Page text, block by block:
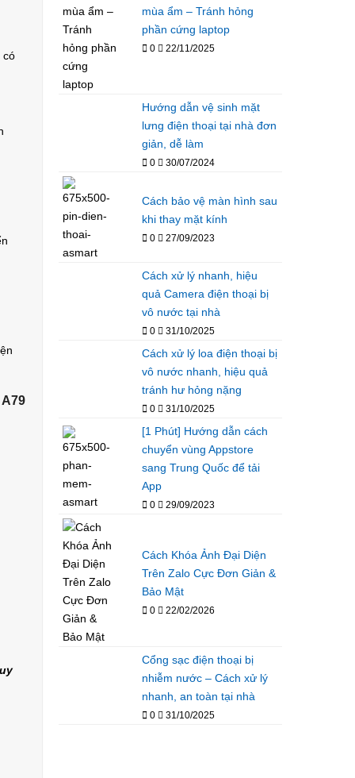
có
mùa ẩm – Tránh hỏng
phần cứng laptop
0 22/11/2025
Hướng dẫn vệ sinh mặt
lưng điện thoại tại nhà đơn
giản, dễ làm
0 30/07/2024
Cách bảo vệ màn hình sau
khi thay mặt kính
0 27/09/2023
Cách xử lý nhanh, hiệu
quả Camera điện thoại bị
vô nước tại nhà
0 31/10/2025
Cách xử lý loa điện thoại bị
vô nước nhanh, hiệu quả
tránh hư hỏng nặng
0 31/10/2025
[1 Phút] Hướng dẫn cách
chuyển vùng Appstore
sang Trung Quốc để tải
App
0 29/09/2023
Cách Khóa Ảnh Đại Diện
Trên Zalo Cực Đơn Giản &
Bảo Mật
0 22/02/2026
Cổng sạc điện thoại bị
nhiễm nước – Cách xử lý
nhanh, an toàn tại nhà
0 31/10/2025